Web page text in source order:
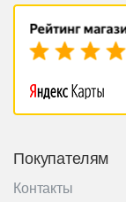
Покупателям
Контакты